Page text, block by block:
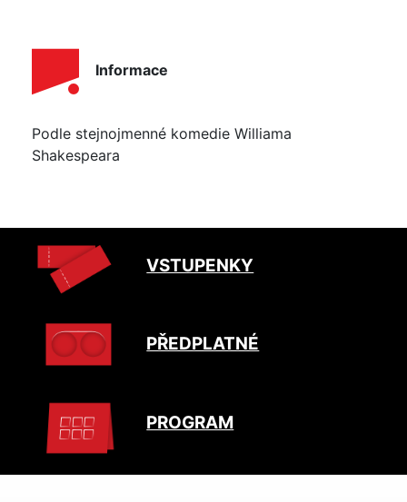
Informace
Podle stejnojmenné komedie Williama
Shakespeara
VSTUPENKY
PŘEDPLATNÉ
PROGRAM